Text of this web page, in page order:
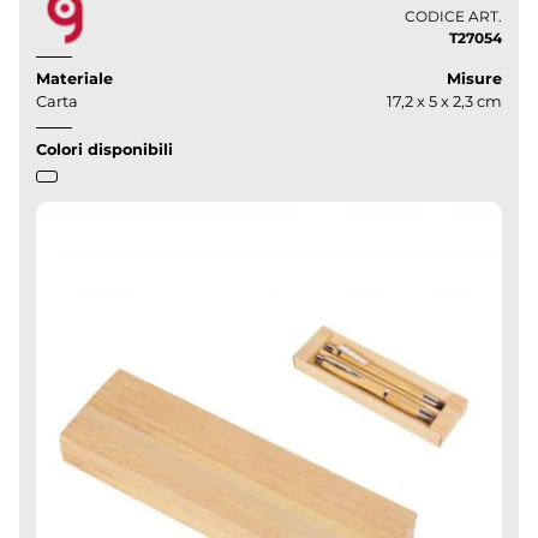
CODICE ART.
T27054
Materiale
Carta
Misure
17,2 x 5 x 2,3 cm
Colori disponibili